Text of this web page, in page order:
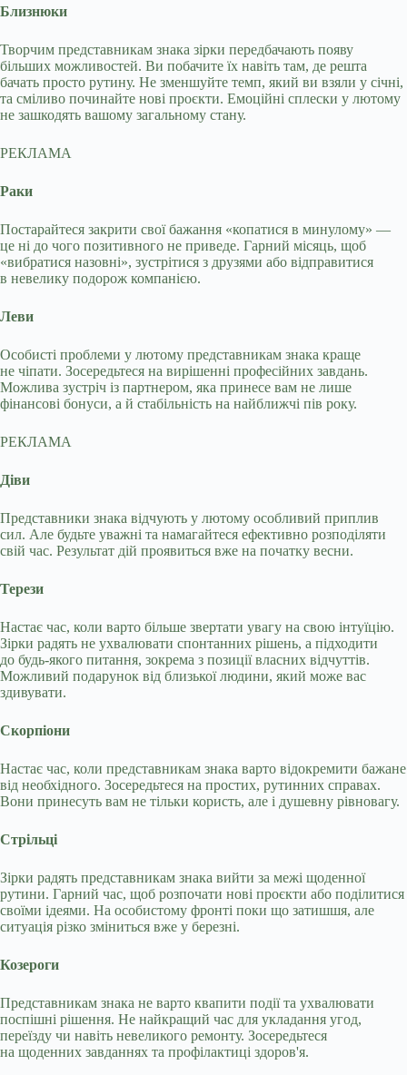
Близнюки
Творчим представникам знака зірки передбачають появу
більших можливостей. Ви побачите їх навіть там, де решта
бачать просто рутину. Не зменшуйте темп, який ви взяли у січні,
та сміливо починайте нові проєкти. Емоційні сплески у лютому
не зашкодять вашому загальному стану.
РЕКЛАМА
Раки
Постарайтеся закрити свої бажання «копатися в минулому» —
це ні до чого позитивного не приведе. Гарний місяць, щоб
«вибратися назовні», зустрітися з друзями або відправитися
в невелику подорож компанією.
Леви
Особисті проблеми у лютому представникам знака краще
не чіпати. Зосередьтеся на вирішенні професійних завдань.
Можлива зустріч із партнером, яка принесе вам не лише
фінансові бонуси, а й стабільність на найближчі пів року.
РЕКЛАМА
Діви
Представники знака відчують у лютому особливий приплив
сил. Але будьте уважні та намагайтеся ефективно розподіляти
свій час. Результат дій проявиться вже на початку весни.
Терези
Настає час, коли варто більше звертати увагу на свою інтуїцію.
Зірки радять не ухвалювати спонтанних рішень, а підходити
до будь-якого питання, зокрема з позиції власних відчуттів.
Можливий подарунок від близької людини, який може вас
здивувати.
Скорпіони
Настає час, коли представникам знака варто відокремити бажане
від необхідного. Зосередьтеся на простих, рутинних справах.
Вони принесуть вам не тільки користь, але і душевну рівновагу.
Стрільці
Зірки радять представникам знака вийти за межі щоденної
рутини. Гарний час, щоб розпочати нові проєкти або поділитися
своїми ідеями. На особистому фронті поки що затишшя, але
ситуація різко зміниться вже у березні.
Козероги
Представникам знака не варто квапити події та ухвалювати
поспішні рішення. Не найкращий час для укладання угод,
переїзду чи навіть невеликого ремонту. Зосередьтеся
на щоденних завданнях та профілактиці здоров'я.